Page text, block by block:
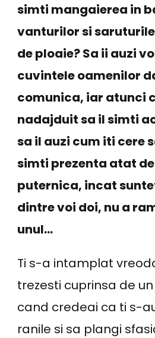
simti mangaierea in
vanturilor si
de ploaie? Sa ii auzi
cuvintele oamenilor
comunica, iar atunci
nadajduit sa il simti
sa il auzi cum iti cere
simti prezenta atat
puternica, incat
dintre voi doi, nu a
unul…
Ti s-a intamplat
trezesti cuprinsa de
cand credeai ca ti s-
ranile si sa plangi